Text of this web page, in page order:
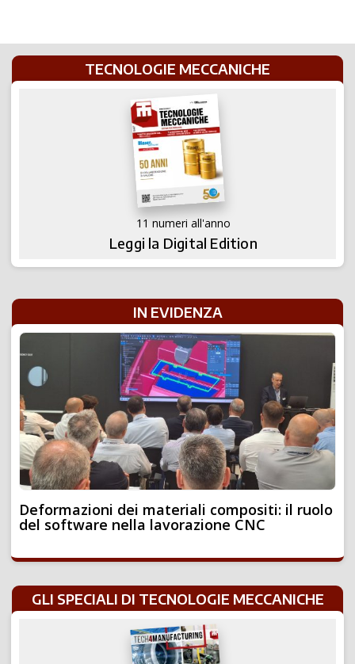
TECNOLOGIE MECCANICHE
11 numeri all'anno
Leggi la Digital Edition
IN EVIDENZA
Deformazioni dei materiali compositi: il ruolo
del software nella lavorazione CNC
GLI SPECIALI DI TECNOLOGIE MECCANICHE